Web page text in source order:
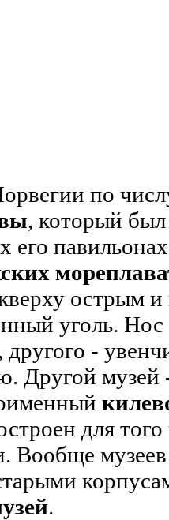
по
, который
его
острым
уголь. Нос
-
Другой музей
для
Вообще
.